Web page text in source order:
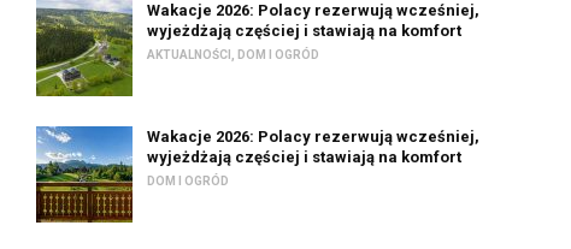
Wakacje 2026: Polacy rezerwują wcześniej,
wyjeżdżają częściej i stawiają na komfort
AKTUALNOŚCI DOM I OGRÓD
Wakacje 2026: Polacy rezerwują wcześniej,
wyjeżdżają częściej i stawiają na komfort
DOM I OGRÓD